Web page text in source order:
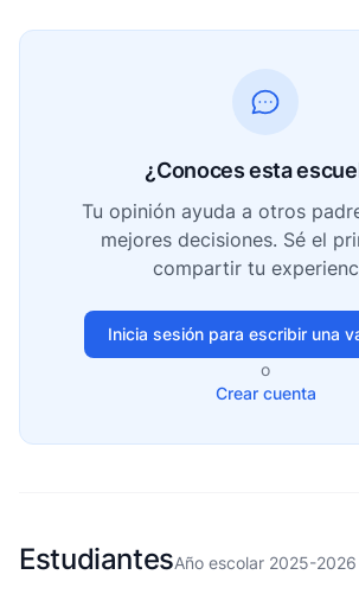
¿Conoces esta
Tu opinión ayuda a otros
mejores decisiones. Sé el
compartir tu
Inicia sesión para escribir una
o
Crear cuenta
EstudiantesAño escolar 2025-2026